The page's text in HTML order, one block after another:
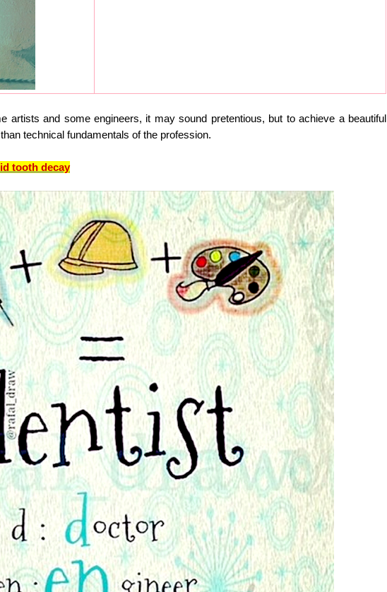
artists and some engineers, it may sound pretentious, but to achieve a beautiful
technical fundamentals of the profession.
tooth decay